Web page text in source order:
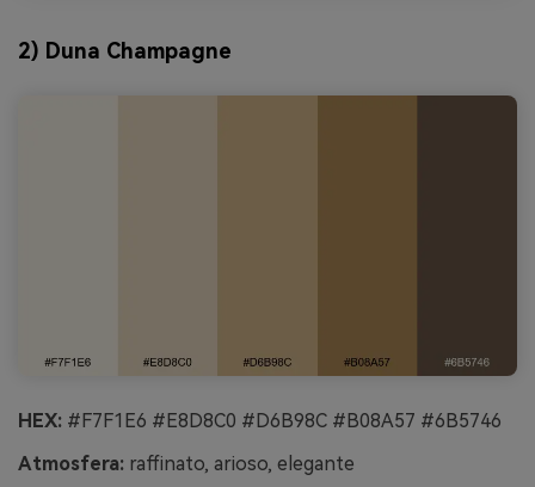
2) Duna Champagne
HEX: #F7F1E6 #E8D8C0 #D6B98C #B08A57 #6B5746
Atmosfera: raffinato, arioso, elegante